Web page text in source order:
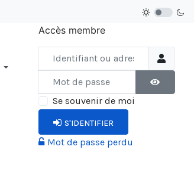
Accès membre
Identifiant ou adresse courriel
Mot de passe
AFFICHER
Se souvenir de moi
S'IDENTIFIER
Mot de passe perdu